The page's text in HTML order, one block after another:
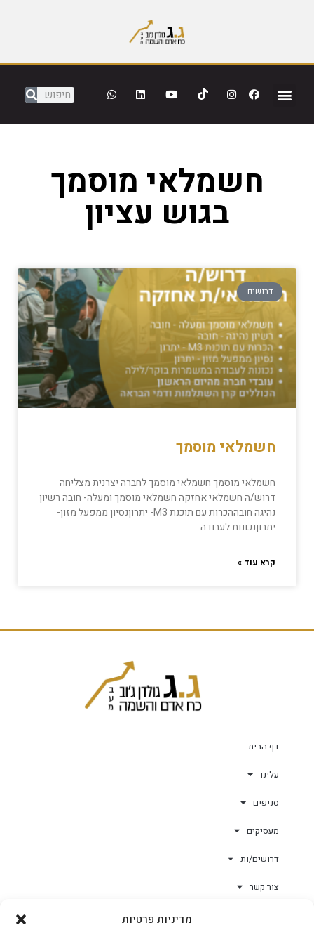
מדיניות פרטיות
חשמלאי מוסמך
בגוש עציון
דרושים
חשמלאי מוסמך
חשמלאי מוסמך חשמלאי מוסמך לחברה יצרנית מצליחה
דרוש/ה חשמלאי אחזקה חשמלאי מוסמך ומעלה- חובה רשיון
נהיגה חובההכרות עם תוכנת M3- יתרוןנסיון ממפעל מזון-
יתרוןנכונות לעבודה
קרא עוד »
דף הבית
עלינו
סניפים
מעסיקים
דרושים/ות
צור קשר